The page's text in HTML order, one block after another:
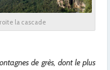
la cascade
de grès, dont le plus